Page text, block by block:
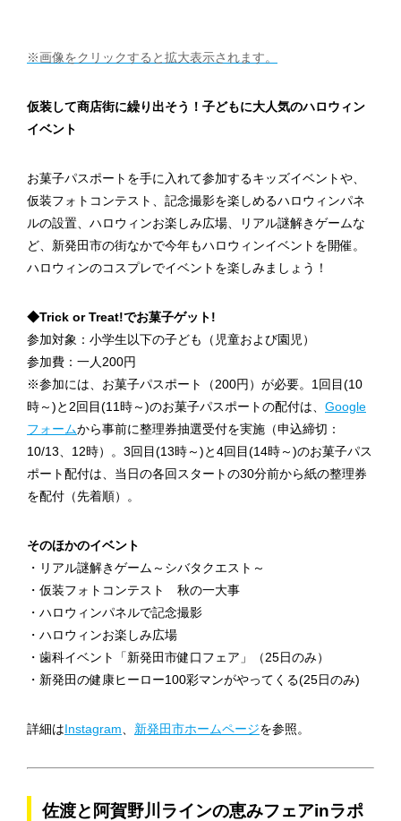
※画像をクリックすると拡大表示されます。
仮装して商店街に繰り出そう！子どもに大人気のハロウィン
イベント
お菓子パスポートを手に入れて参加するキッズイベントや、
仮装フォトコンテスト、記念撮影を楽しめるハロウィンパネ
ルの設置、ハロウィンお楽しみ広場、リアル謎解きゲームな
ど、新発田市の街なかで今年もハロウィンイベントを開催。
ハロウィンのコスプレでイベントを楽しみましょう！
◆Trick or Treat!でお菓子ゲット!
参加対象：小学生以下の子ども（児童および園児）
参加費：一人200円
※参加には、お菓子パスポート（200円）が必要。1回目(10
時～)と2回目(11時～)のお菓子パスポートの配付は、 Google
フォームから事前に整理券抽選受付を実施（申込締切：
10/13、12時）。3回目(13時～)と4回目(14時～)のお菓子パス
ポート配付は、当日の各回スタートの30分前から紙の整理券
を配付（先着順）。
そのほかのイベント
・リアル謎解きゲーム～シバタクエスト～
・仮装フォトコンテスト 秋の一大事
・ハロウィンパネルで記念撮影
・ハロウィンお楽しみ広場
・歯科イベント「新発田市健口フェア」（25日のみ）
・新発田の健康ヒーロー100彩マンがやってくる(25日のみ)
詳細はInstagram 新発田市ホームページを参照。
佐渡と阿賀野川ラインの恵みフェアinラポ